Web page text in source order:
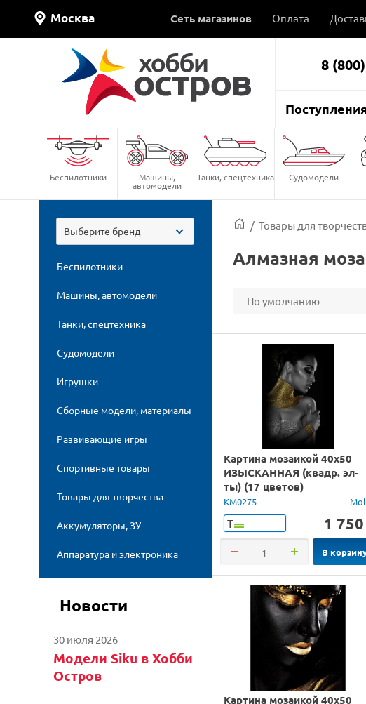
Москва Сеть магазинов Оплата
8
Беспилотники Машины,
автомодели
Танки, спецтехника Судомодели
Выберите бренд
Беспилотники
Машины, автомодели
Танки, спецтехника
Судомодели
Игрушки
Сборные модели, материалы
Развивающие игры
Спортивные товары
Товары для творчества
Аккумуляторы, ЗУ
Аппаратура и электроника
Новости
30 июля 2026
Модели Siku в Хобби
Остров
/ Товары для
Алмазная
По умолчанию
Картина мозаикой 40х50
ИЗЫСКАННАЯ (квадр. эл-
ты) (17 цветов)
KM0275
Т 1 750
В
Картина мозаикой 40х50